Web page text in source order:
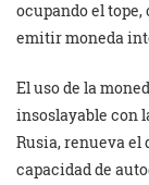
ocupando el
emitir moneda
El uso de la
insoslayable con
Rusia, renueva el
capacidad de